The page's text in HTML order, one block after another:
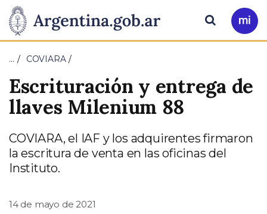
Presidencia
de
la
Nación
Pasar al contenido principal
Ir
a
Buscar
… COVIARA
Escrituración y entrega de
llaves Milenium 88
COVIARA, el IAF y los adquirentes firmaron
la escritura de venta en las oficinas del
Instituto.
14 de mayo de 2021